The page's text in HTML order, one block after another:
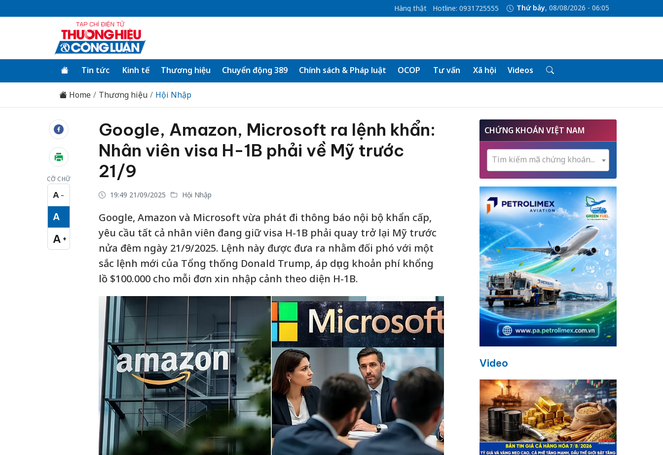
Hàng thật Hotline: 0931725555 Thứ bảy, 08/08/2026 - 06:05
Tin tức Kinh tế Thương hiệu Chuyển động 389 Chính sách & Pháp luật OCOP Tư vấn Xã hội Videos
Home Thương hiệu Hội Nhập
CỠ CHỮ
A −
Cỡ chữ nhỏ
A
Cỡ chữ vừa
A +
Cỡ chữ lớn
Google, Amazon, Microsoft ra lệnh khẩn:
Nhân viên visa H-1B phải về Mỹ trước
21/9
19:49 21/09/2025 Hội Nhập
Google, Amazon và Microsoft vừa phát đi thông báo nội bộ khẩn cấp,
yêu cầu tất cả nhân viên đang giữ visa H-1B phải quay trở lại Mỹ trước
nửa đêm ngày 21/9/2025. Lệnh này được đưa ra nhằm đối phó với một
sắc lệnh mới của Tổng thống Donald Trump, áp dụng khoản phí khổng
lồ $100.000 cho mỗi đơn xin nhập cảnh theo diện H-1B.
CHỨNG KHOÁN VIỆT NAM
Tìm kiếm mã chứng khoán...
Video